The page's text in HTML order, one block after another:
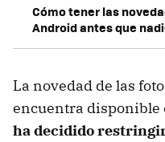
Cómo tener las
Android antes que
La novedad de las
encuentra disponible
ha decidido